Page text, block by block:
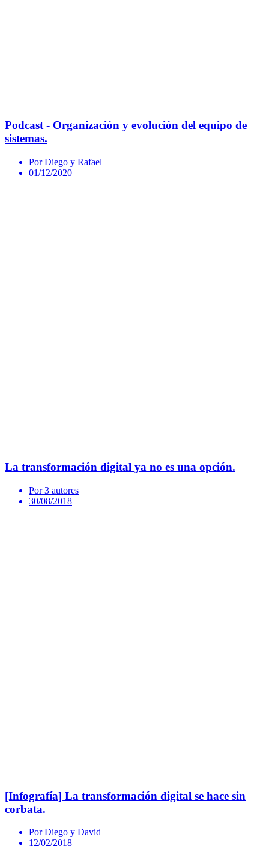
Podcast - Organización y evolución del equipo de
sistemas.
Por Diego y Rafael
01/12/2020
La transformación digital ya no es una opción.
Por 3 autores
30/08/2018
[Infografía] La transformación digital se hace sin
corbata.
Por Diego y David
12/02/2018